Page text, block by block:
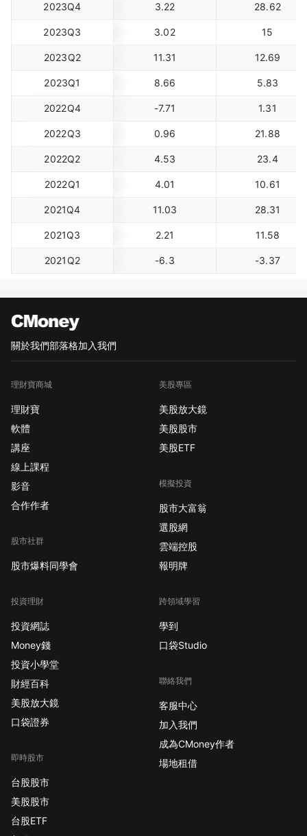
2023Q4 3.22 28.62
2023Q3 3.02 15
2023Q2 11.31 12.69
2023Q1 8.66 5.83
2022Q4 -7.71 1.31
2022Q3 0.96 21.88
2022Q2 4.53 23.4
2022Q1 4.01 10.61
2021Q4 11.03 28.31
2021Q3 2.21 11.58
2021Q2 -6.3 -3.37
關於我們部落格加入我們
理財寶商城
理財寶
軟體
講座
線上課程
影音
合作作者
股市社群
股市爆料同學會
投資理財
投資網誌
Money錢
投資小學堂
財經百科
美股放大鏡
口袋證券
即時股市
台股股市
美股股市
台股ETF
美股專區
美股放大鏡
美股股市
美股ETF
模擬投資
股市大富翁
選股網
雲端控股
報明牌
跨領域學習
學到
口袋Studio
聯絡我們
客服中心
加入我們
成為CMoney作者
場地租借